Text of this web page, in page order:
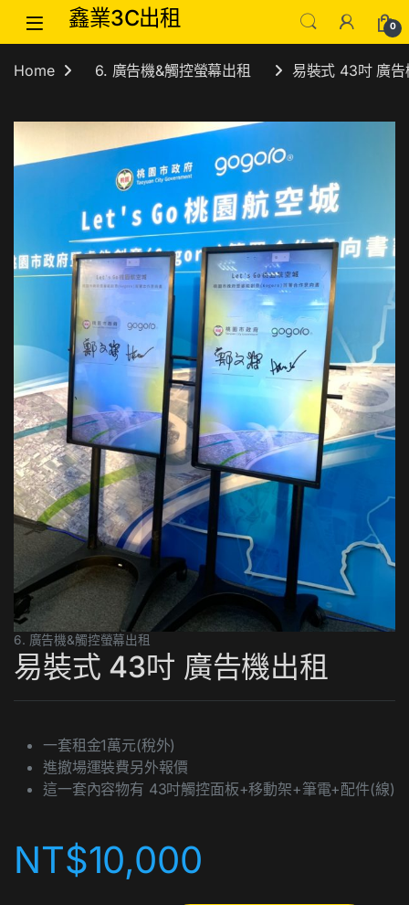
Skip to navigation
Skip to content鑫業3C出租 0
Home 6. 廣告機&觸控螢幕出租 易裝式 43吋 廣告
6. 廣告機&觸控螢幕出租
易裝式 43吋 廣告機出租
一套租金1萬元(稅外)
進撤場運裝費另外報價
這一套內容物有 43吋觸控面板+移動架+筆電+配件(線)
NT$10,000